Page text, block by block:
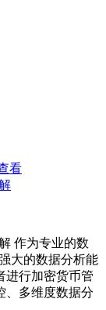
看
作为专业的数
大的数据分析能
进行加密货币管
、多维度数据分